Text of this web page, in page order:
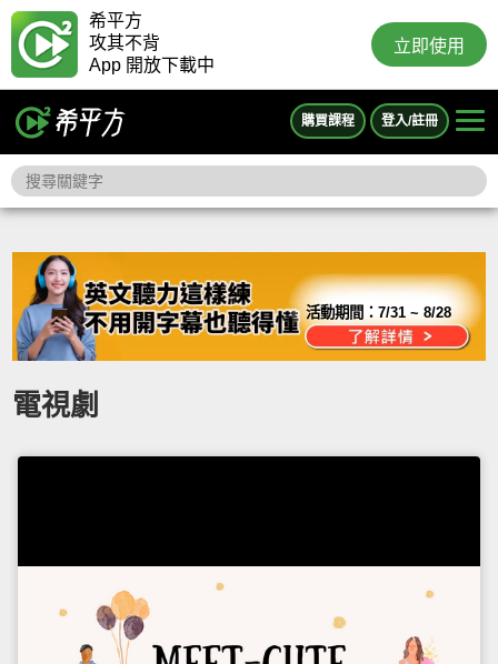
希平方
攻其不背
App 開放下載中
立即使用
購買課程 登入/註冊
活動期間：7/31 ~ 8/28
電視劇